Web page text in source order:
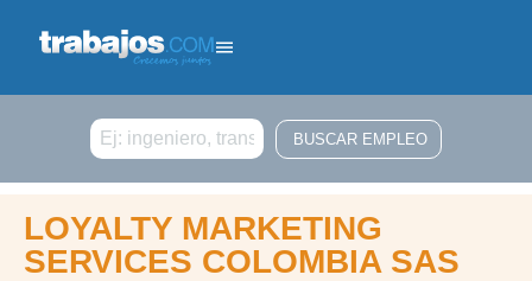
Buscar
LOYALTY MARKETING
SERVICES COLOMBIA SAS